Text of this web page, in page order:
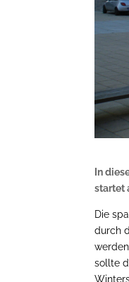
In
startet
Die
durch
sollte